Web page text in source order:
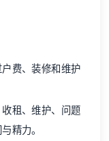
费、装修和维护
租、维护、问题
精力。